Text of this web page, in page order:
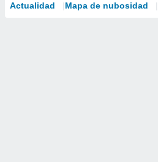
Actualidad Mapa de nubosidad